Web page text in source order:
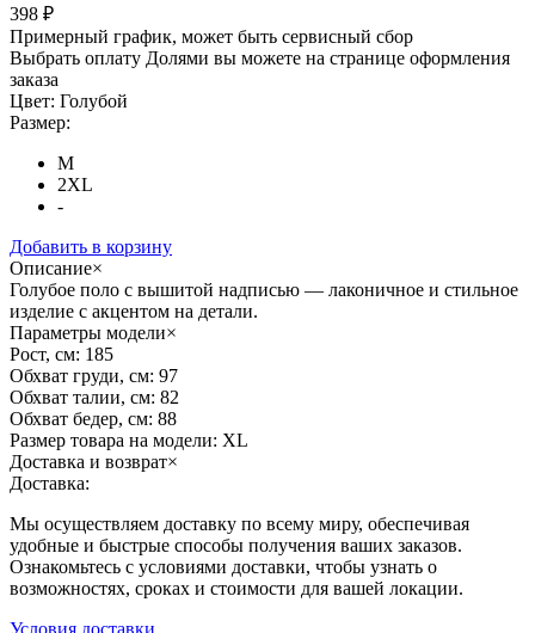
398 ₽
Примерный график, может быть сервисный сбор
Выбрать оплату Долями вы можете на странице оформления
заказа
Цвет: Голубой
Размер:
M
2XL
-
Добавить в корзину
Описание×
Голубое поло с вышитой надписью — лаконичное и стильное
изделие с акцентом на детали.
Параметры модели×
Рост, см: 185
Обхват груди, см: 97
Обхват талии, см: 82
Обхват бедер, см: 88
Размер товара на модели: XL
Доставка и возврат×
Доставка:
Мы осуществляем доставку по всему миру, обеспечивая
удобные и быстрые способы получения ваших заказов.
Ознакомьтесь с условиями доставки, чтобы узнать о
возможностях, сроках и стоимости для вашей локации.
Условия доставки